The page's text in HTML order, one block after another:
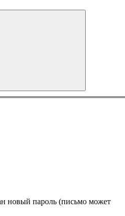
новый пароль (письмо может